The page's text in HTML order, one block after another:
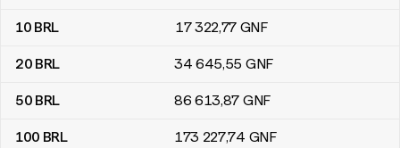
10 BRL 17 322,77 GNF
20 BRL 34 645,55 GNF
50 BRL 86 613,87 GNF
100 BRL 173 227,74 GNF